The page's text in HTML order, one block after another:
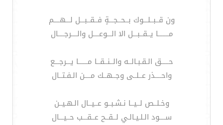
ون قــبــلـــوك بــحــجـــةٍ فــقــبـــل لـــهــــم
مـــــــا يــقــبـــل الا الـــوعــــل والــــرجــــال
حـــــق الـقـبـالــه والــنــقــا مــــــا يـــرجـــع
واحــــذر عــلــى وجــهــك مــــن الـفـتــال
وخـلــص لــيــا نـشـبــو عــيــال الـهـيــن
ســــود الـلـيـالـي لــقــح عــقـــب حــيـــال